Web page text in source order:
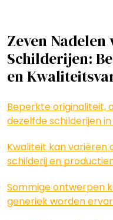
Zeven Nadelen
Schilderijen:
en
Beperkte originaliteit,
dezelfde schilderijen
Kwaliteit kan variëren
schilderij en
Sommige ontwerpen
generiek worden